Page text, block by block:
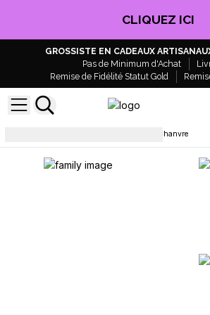
EN PROFITER !
GROSSISTE EN CADEAUX
Pas de Minimum d'Achat
Remise de Fidélité Statut Gold
Sacs en Chanvre